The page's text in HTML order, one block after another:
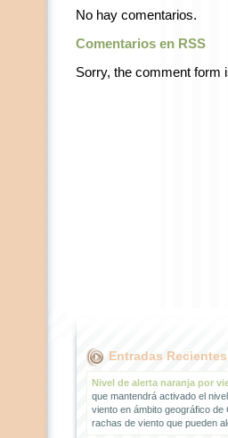
No hay comentarios.
Comentarios en RSS
Sorry, the comment form
Entradas Recientes
Nivel de alerta naranja por
que mantendrá activado el
viento en ámbito geográfico de
rachas de viento que pueden